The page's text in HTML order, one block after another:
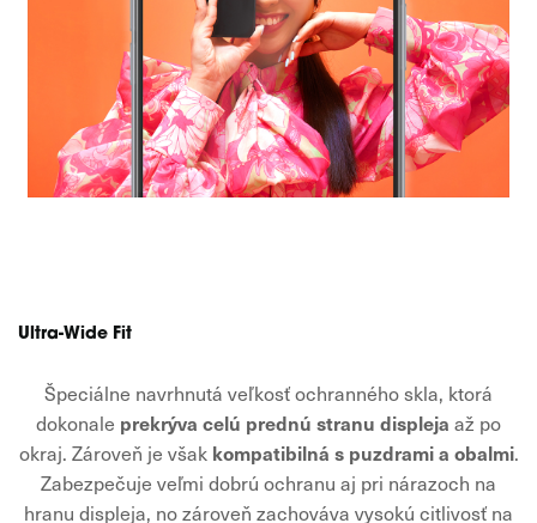
Ultra-Wide Fit
Špeciálne navrhnutá veľkosť ochranného skla, ktorá
dokonale prekrýva celú prednú stranu displeja až po
okraj. Zároveň je však kompatibilná s puzdrami a obalmi.
Zabezpečuje veľmi dobrú ochranu aj pri nárazoch na
hranu displeja, no zároveň zachováva vysokú citlivosť na